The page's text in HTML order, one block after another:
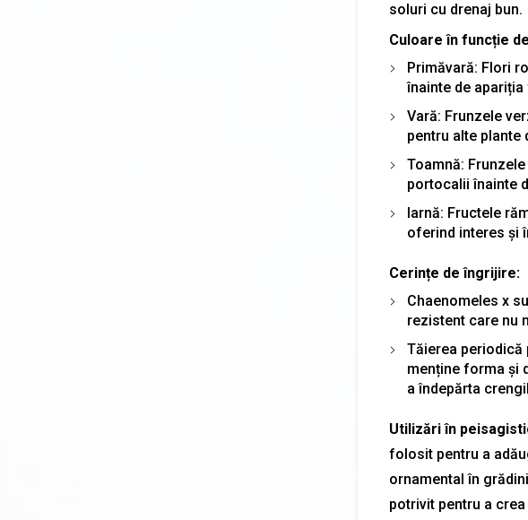
soluri cu drenaj bun.
Culoare în funcție
Primăvară: Flori
înainte de
Vară: Frunzele
pentru alte plante
Toamnă:
portocalii înainte
Iarnă: Fructele
oferind interes și
Cerințe de îngrijire:
Chaenomeles x
rezistent care nu
Tăierea periodică
menține forma și
a îndepărta
Utilizări în
folosit pentru a
ornamental în
potrivit pentru a